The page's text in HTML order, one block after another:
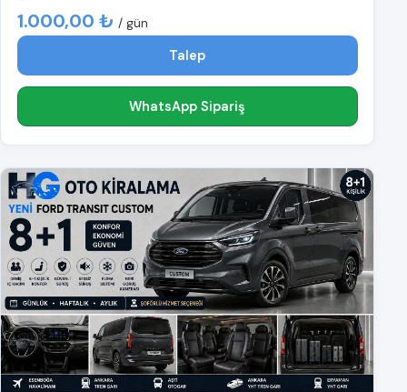
1.000,00 ₺ / gün
Talep
WhatsApp Sipariş